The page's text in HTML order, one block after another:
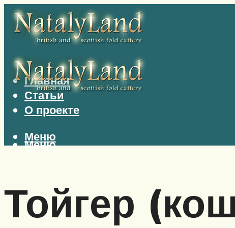
Главная
Статьи
О проекте
Меню
Меню
Тойгер